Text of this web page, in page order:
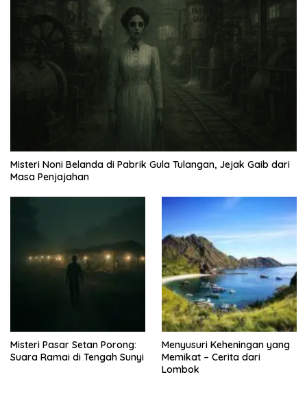
Misteri Noni Belanda di Pabrik Gula Tulangan, Jejak Gaib dari
Masa Penjajahan
Misteri Pasar Setan Porong:
Suara Ramai di Tengah Sunyi
Menyusuri Keheningan yang
Memikat – Cerita dari
Lombok